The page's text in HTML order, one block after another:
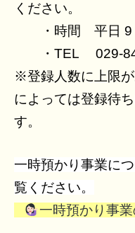
ください。
・時間 平日 9
・TEL 029-
※登録人数に上限
によっては登録待
す。
一時預かり事業に
覧ください。
一時預かり事